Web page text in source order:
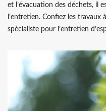
et l’évacuation des déchets, il
l’entretien. Confiez les travaux
spécialiste pour l’entretien